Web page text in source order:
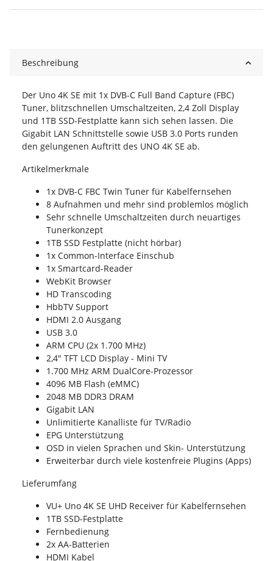
Beschreibung
Der Uno 4K SE mit 1x DVB-C Full Band Capture (FBC)
Tuner, blitzschnellen Umschaltzeiten, 2,4 Zoll Display
und 1TB SSD-Festplatte kann sich sehen lassen. Die
Gigabit LAN Schnittstelle sowie USB 3.0 Ports runden
den gelungenen Auftritt des UNO 4K SE ab.
Artikelmerkmale
1x DVB-C FBC Twin Tuner für Kabelfernsehen
8 Aufnahmen und mehr sind problemlos möglich
Sehr schnelle Umschaltzeiten durch neuartiges
Tunerkonzept
1TB SSD Festplatte (nicht hörbar)
1x Common-Interface Einschub
1x Smartcard-Reader
WebKit Browser
HD Transcoding
HbbTV Support
HDMI 2.0 Ausgang
USB 3.0
ARM CPU (2x 1.700 MHz)
2,4" TFT LCD Display - Mini TV
1.700 MHz ARM DualCore-Prozessor
4096 MB Flash (eMMC)
2048 MB DDR3 DRAM
Gigabit LAN
Unlimitierte Kanalliste für TV/Radio
EPG Unterstützung
OSD in vielen Sprachen und Skin- Unterstützung
Erweiterbar durch viele kostenfreie Plugins (Apps)
Lieferumfang
VU+ Uno 4K SE UHD Receiver für Kabelfernsehen
1TB SSD-Festplatte
Fernbedienung
2x AA-Batterien
HDMI Kabel